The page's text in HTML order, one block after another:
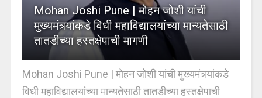
Mohan Joshi Pune | मोहन जोशी यांची
मुख्यमंत्र्यांकडे विधी महाविद्यालयांच्या मान्यतेसाठी
तातडीच्या हस्तक्षेपाची मागणी
Mohan Joshi Pune | मोहन जोशी यांची मुख्यमंत्र्यांकडे
विधी महाविद्यालयांच्या मान्यतेसाठी तातडीच्या हस्तक्षेपाची